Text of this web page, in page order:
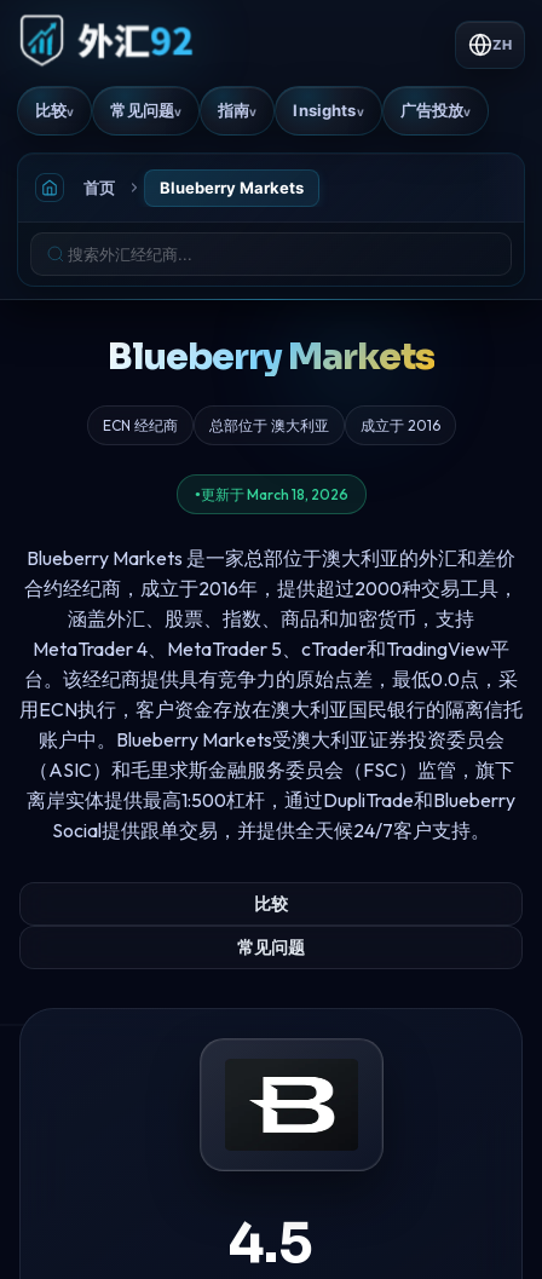
比较v 常见问题v 指南v Insightsv 广告投放v
ZH
首页 Blueberry Markets
Blueberry Markets
ECN 经纪商 总部位于 澳大利亚 成立于 2016
更新于 March 18, 2026
Blueberry Markets 是一家总部位于澳大利亚的外汇和差价
合约经纪商，成立于2016年，提供超过2000种交易工具，
涵盖外汇、股票、指数、商品和加密货币，支持
MetaTrader 4、MetaTrader 5、cTrader和TradingView平
台。该经纪商提供具有竞争力的原始点差，最低0.0点，采
用ECN执行，客户资金存放在澳大利亚国民银行的隔离信托
账户中。Blueberry Markets受澳大利亚证券投资委员会
（ASIC）和毛里求斯金融服务委员会（FSC）监管，旗下
离岸实体提供最高1:500杠杆，通过DupliTrade和Blueberry
Social提供跟单交易，并提供全天候24/7客户支持。
比较
常见问题
4.5